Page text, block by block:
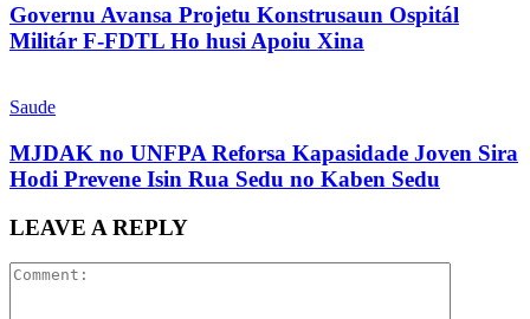
Governu Avansa Projetu Konstrusaun Ospitál
Militár F-FDTL Ho husi Apoiu Xina
Saude
MJDAK no UNFPA Reforsa Kapasidade Joven Sira
Hodi Prevene Isin Rua Sedu no Kaben Sedu
LEAVE A REPLY